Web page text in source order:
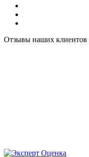
Отзывы наших клиентов